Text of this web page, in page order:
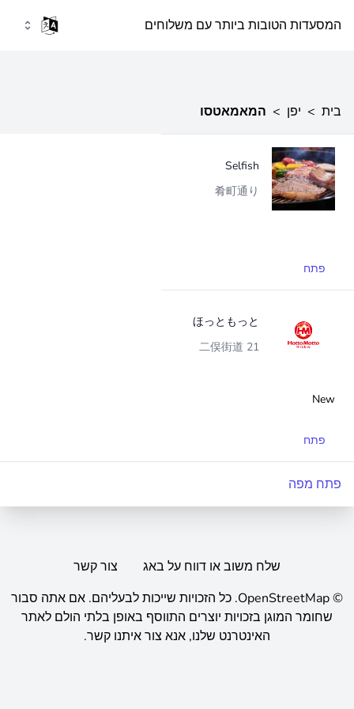
המסעדות הטובות ביותר עם משלוחים
בית > יפן > המאמאטסו
Selfish
肴町通り
פתח
ほっともっと
二俣街道 21
New
פתח
פתח מפה
שלח משוב או דווח על באג
צור קשר
©
OpenStreetMap
. כל הזכויות שייכות לבעליהם. אם אתה סבור
שחומר המוגן בזכויות יוצרים התווסף באופן בלתי הולם לאתר
האינטרנט שלנו, אנא צור איתנו קשר.